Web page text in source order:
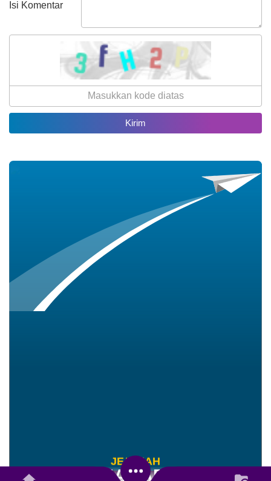
23 Juli 2026
Ibu Nagari Koto Tuo
Isi Komentar
JEL JAH
NAGARI
Rp 734.706.000,00